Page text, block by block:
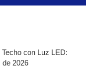
con Luz LED:
de 2026